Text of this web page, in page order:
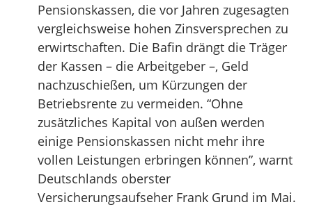
Pensionskassen, die vor Jahren zugesagten
vergleichsweise hohen Zinsversprechen zu
erwirtschaften. Die Bafin drängt die Träger
der Kassen – die Arbeitgeber –, Geld
nachzuschießen, um Kürzungen der
Betriebsrente zu vermeiden. “Ohne
zusätzliches Kapital von außen werden
einige Pensionskassen nicht mehr ihre
vollen Leistungen erbringen können”, warnt
Deutschlands oberster
Versicherungsaufseher Frank Grund im Mai.